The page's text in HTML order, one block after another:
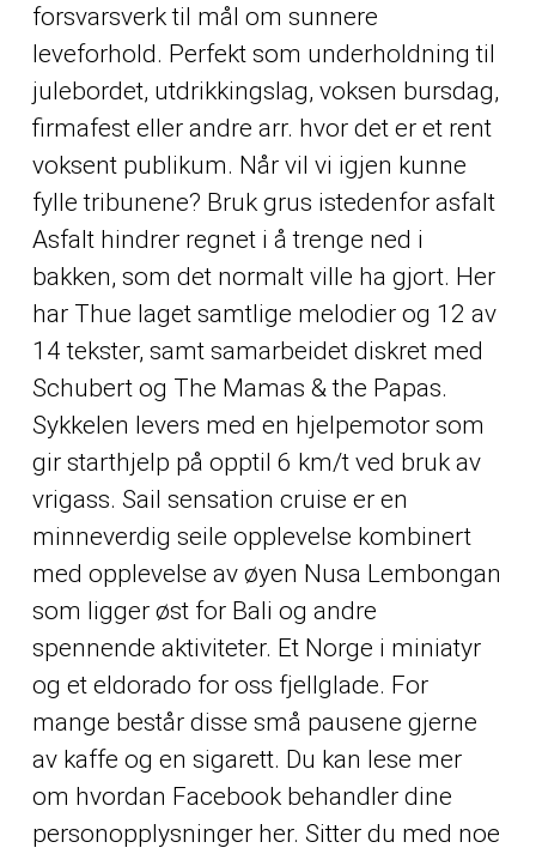
forsvarsverk til mål om sunnere
leveforhold. Perfekt som underholdning til
julebordet, utdrikkingslag, voksen bursdag,
firmafest eller andre arr. hvor det er et rent
voksent publikum. Når vil vi igjen kunne
fylle tribunene? Bruk grus istedenfor asfalt
Asfalt hindrer regnet i å trenge ned i
bakken, som det normalt ville ha gjort. Her
har Thue laget samtlige melodier og 12 av
14 tekster, samt samarbeidet diskret med
Schubert og The Mamas & the Papas.
Sykkelen levers med en hjelpemotor som
gir starthjelp på opptil 6 km/t ved bruk av
vrigass. Sail sensation cruise er en
minneverdig seile opplevelse kombinert
med opplevelse av øyen Nusa Lembongan
som ligger øst for Bali og andre
spennende aktiviteter. Et Norge i miniatyr
og et eldorado for oss fjellglade. For
mange består disse små pausene gjerne
av kaffe og en sigarett. Du kan lese mer
om hvordan Facebook behandler dine
personopplysninger her. Sitter du med noe